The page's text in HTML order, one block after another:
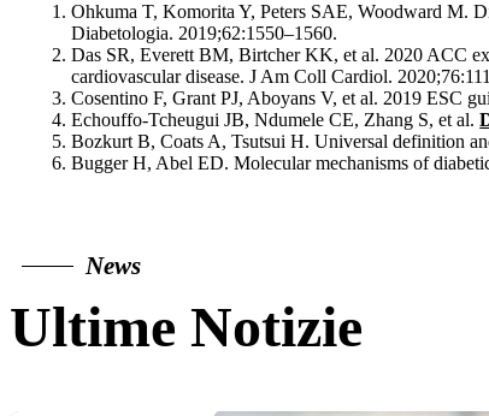
Ohkuma T, Komorita Y, Peters SAE, Woodward M.
Diabetologia. 2019;62:1550–1560.
Das SR, Everett BM, Birtcher KK, et al. 2020 ACC
cardiovascular disease. J Am Coll Cardiol.
Cosentino F, Grant PJ, Aboyans V, et al. 2019 ESC
Echouffo-Tcheugui JB, Ndumele CE, Zhang S, et al.
Bozkurt B, Coats A, Tsutsui H. Universal definition
Bugger H, Abel ED. Molecular mechanisms of
News
Ultime Notizie